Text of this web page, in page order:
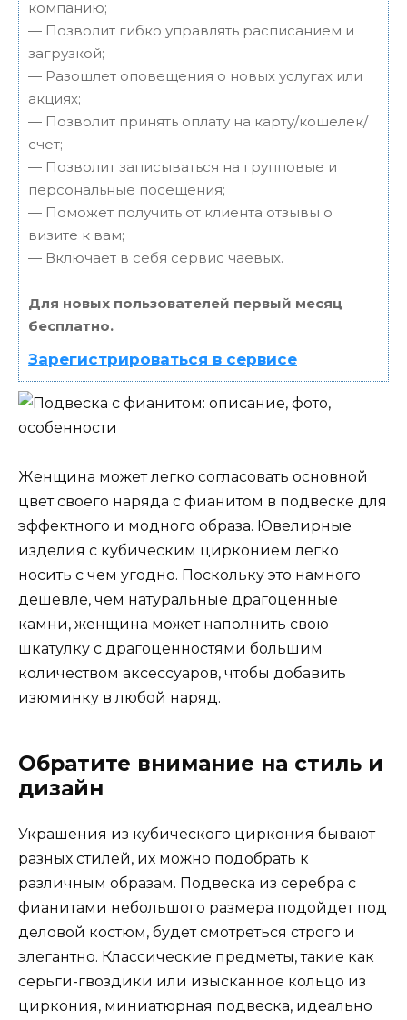
компанию;
— Позволит гибко управлять расписанием и
загрузкой;
— Разошлет оповещения о новых услугах или
акциях;
— Позволит принять оплату на карту/кошелек/
счет;
— Позволит записываться на групповые и
персональные посещения;
— Поможет получить от клиента отзывы о
визите к вам;
— Включает в себя сервис чаевых.
Для новых пользователей первый месяц
бесплатно.
Зарегистрироваться в сервисе
Женщина может легко согласовать основной
цвет своего наряда с фианитом в подвеске для
эффектного и модного образа. Ювелирные
изделия с кубическим цирконием легко
носить с чем угодно. Поскольку это намного
дешевле, чем натуральные драгоценные
камни, женщина может наполнить свою
шкатулку с драгоценностями большим
количеством аксессуаров, чтобы добавить
изюминку в любой наряд.
Обратите внимание на стиль и
дизайн
Украшения из кубического циркония бывают
разных стилей, их можно подобрать к
различным образам. Подвеска из серебра с
фианитами небольшого размера подойдет под
деловой костюм, будет смотреться строго и
элегантно. Классические предметы, такие как
серьги-гвоздики или изысканное кольцо из
циркония, миниатюрная подвеска, идеально